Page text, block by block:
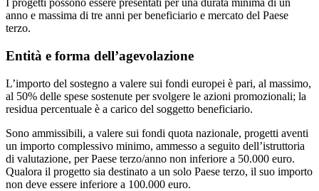
I progetti possono essere presentati per una durata minima di un
anno e massima di tre anni per beneficiario e mercato del Paese
terzo.
Entità e forma dell’agevolazione
L’importo del sostegno a valere sui fondi europei è pari, al massimo,
al 50% delle spese sostenute per svolgere le azioni promozionali; la
residua percentuale è a carico del soggetto beneficiario.
Sono ammissibili, a valere sui fondi quota nazionale, progetti aventi
un importo complessivo minimo, ammesso a seguito dell’istruttoria
di valutazione, per Paese terzo/anno non inferiore a 50.000 euro.
Qualora il progetto sia destinato a un solo Paese terzo, il suo importo
non deve essere inferiore a 100.000 euro.